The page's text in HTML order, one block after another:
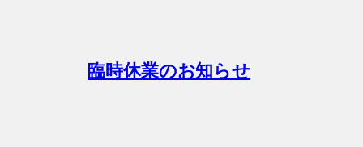
臨時休業のお知らせ